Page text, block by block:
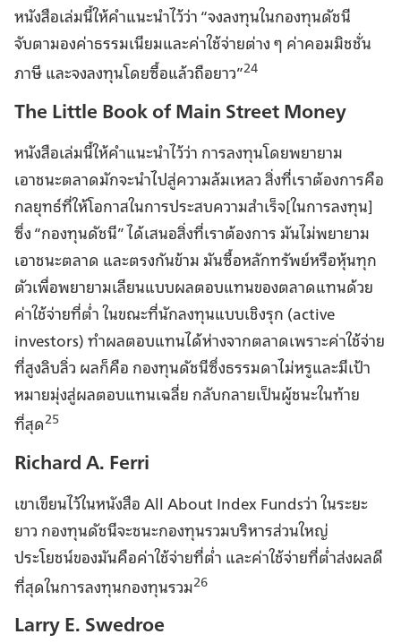
หนังสือเล่มนี้ให้คำแนะนำไว้ว่า “จงลงทุนในกองทุนดัชนี
จับตามองค่าธรรมเนียมและค่าใช้จ่ายต่าง ๆ ค่าคอมมิชชั่น
ภาษี และจงลงทุนโดยซื้อแล้วถือยาว”24
The Little Book of Main Street Money
หนังสือเล่มนี้ให้คำแนะนำไว้ว่า การลงทุนโดยพยายาม
เอาชนะตลาดมักจะนำไปสู่ความล้มเหลว สิ่งที่เราต้องการคือ
กลยุทธ์ที่ให้โอกาสในการประสบความสำเร็จ[ในการลงทุน]
ซึ่ง “กองทุนดัชนี” ได้เสนอสิ่งที่เราต้องการ มันไม่พยายาม
เอาชนะตลาด และตรงกันข้าม มันซื้อหลักทรัพย์หรือหุ้นทุก
ตัวเพื่อพยายามเลียนแบบผลตอบแทนของตลาดแทนด้วย
ค่าใช้จ่ายที่ต่ำ ในขณะที่นักลงทุนแบบเชิงรุก (active
investors) ทำผลตอบแทนได้ห่างจากตลาดเพราะค่าใช้จ่าย
ที่สูงลิบลิ่ว ผลก็คือ กองทุนดัชนีซึ่งธรรมดาไม่หรูและมีเป้า
หมายมุ่งสู่ผลตอบแทนเฉลี่ย กลับกลายเป็นผู้ชนะในท้าย
ที่สุด25
Richard A. Ferri
เขาเขียนไว้ในหนังสือ All About Index Fundsว่า ในระยะ
ยาว กองทุนดัชนีจะชนะกองทุนรวมบริหารส่วนใหญ่
ประโยชน์ของมันคือค่าใช้จ่ายที่ต่ำ และค่าใช้จ่ายที่ต่ำส่งผลดี
ที่สุดในการลงทุนกองทุนรวม26
Larry E. Swedroe